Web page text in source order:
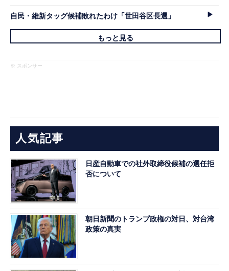
自民・維新タッグ候補敗れたわけ「世田谷区長選」
もっと見る
※ スポンサー
人気記事
日産自動車での社外取締役候補の選任拒
否について
朝日新聞のトランプ政権の対日、対台湾
政策の真実